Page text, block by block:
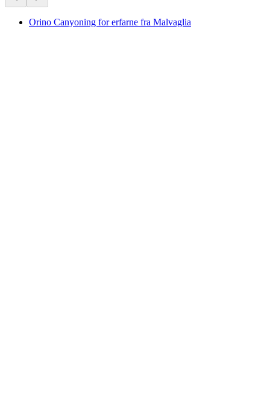
Orino Canyoning for erfarne fra Malvaglia